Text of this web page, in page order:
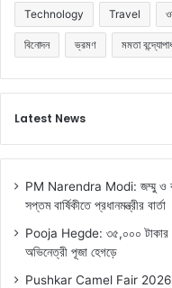
Technology Travel
বিনোদন ভ্রমণ মমতা
Latest News
PM Narendra Modi: জম্মু ও
সপ্তম বার্ষিকীতে প্রধানমন্ত্রীর বার্তা
Pooja Hegde: ৩৫,০০০ টাকার
অভিনেত্রী পূজা হেগড়ে
Pushkar Camel Fair 2026: